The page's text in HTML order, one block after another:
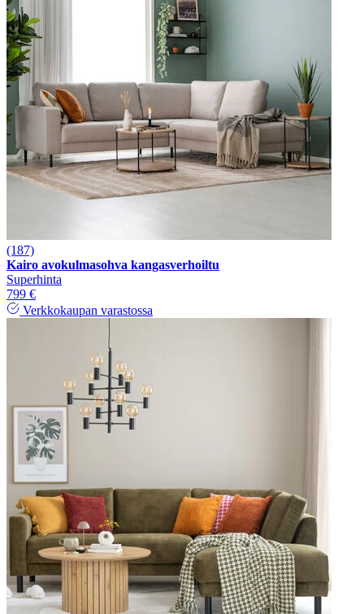
(187)
Kairo avokulmasohva kangasverhoiltu
Superhinta
799 €
Verkkokaupan varastossa